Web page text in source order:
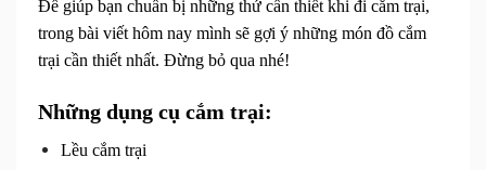
Để giúp bạn chuẩn bị những thứ cần thiết khi đi cắm trại,
trong bài viết hôm nay mình sẽ gợi ý những món đồ cắm
trại cần thiết nhất. Đừng bỏ qua nhé!
Những dụng cụ cắm trại:
Lều cắm trại